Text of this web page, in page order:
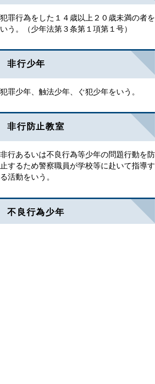
犯罪行為をした１４歳以上２０歳未満の者を
いう。（少年法第３条第１項第１号）
非行少年
犯罪少年、触法少年、ぐ犯少年をいう。
非行防止教室
非行あるいは不良行為等少年の問題行動を防
止するため警察職員が学校等に赴いて指導す
る活動をいう。
不良行為少年